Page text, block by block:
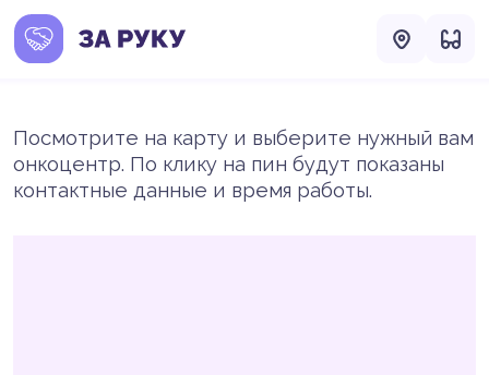
Посмотрите на карту и выберите нужный вам
онкоцентр. По клику на пин будут показаны
контактные данные и время работы.